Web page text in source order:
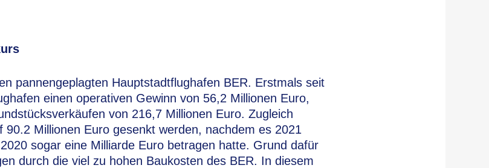
pannengeplagten Hauptstadtflughafen BER. Erstmals seit
einen operativen Gewinn von 56,2 Millionen Euro,
von 216,7 Millionen Euro. Zugleich
90.2 Millionen Euro gesenkt werden, nachdem es 2021
sogar eine Milliarde Euro betragen hatte. Grund dafür
durch die viel zu hohen Baukosten des BER. In diesem